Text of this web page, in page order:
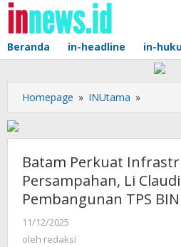
Lewati
konten
Beranda in-headline in-
Homepage » INUtama »
Perkuat
Li
Claudia
Pantau
Batam Perkuat
Persampahan, Li
Pembangunan TPS
11/12/2025
redaksi
oleh redaksi